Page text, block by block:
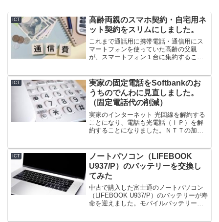
ICT
高齢両親のスマホ契約・自宅用ネ
ット契約をスリムにしました。
これまで通話用に携帯電話・通信用にス
マートフォンを使っていた高齢の父親
が、スマートフォン１台に集約すること
見直しを行い、ソフトバンクのY!mobile
に統合。結果的に通信費の抑制にも貢献
した。
ICT
実家の固定電話をSoftbankのお
うちのでんわに見直しました。
（固定電話代の削減）
実家のインターネット 光回線を解約する
ことになり、電話も光電話（ＩＰ）を解
約することになりました。ＮＴＴの加入
信料の削減（加入電話比▲1,200円/月）
ができました。
ICT
ノートパソコン（LIFEBOOK
U937/P）のバッテリーを交換し
てみた
中古で購入した富士通のノートパソコン
（LIFEBOOK U937/P）のバッテリーが寿
命を迎えました。モバイルバッテリーを